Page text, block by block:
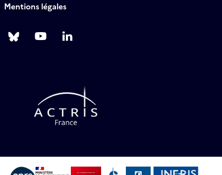
Mentions légales
Follow